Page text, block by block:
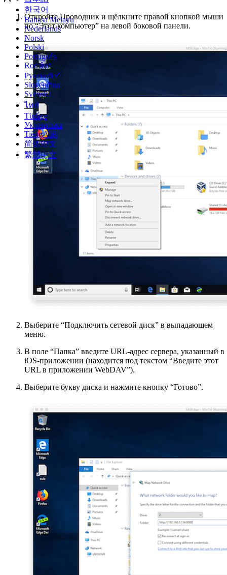
한국어
Bahasa Melayu
Nederlands
Norsk
Polski
Português
Română
Русский
Slovenčina
Svenska
ไทย
Türkçe
Українська
Tiếng Việt
简体中文
繁體中文
Откройте Проводник и щёлкните правой кнопкой мыши
по “Этот компьютер” на левой боковой панели.
Выберите “Подключить сетевой диск” в выпадающем
меню.
В поле “Папка” введите URL-адрес сервера, указанный в
iOS-приложении (находится под текстом “Введите этот
URL в приложении WebDAV”).
Выберите букву диска и нажмите кнопку “Готово”.